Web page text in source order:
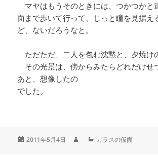
マヤはもうそのときには、つかつかと
面まで歩いて行って、じっと瞳を見据え
ど、ないだろうなと。
ただただ、二人を包む沈黙と、夕焼け
その光景は、傍からみたらどれだけせ
あと、想像したの
でした。
2011年5月4日 ガラスの仮面